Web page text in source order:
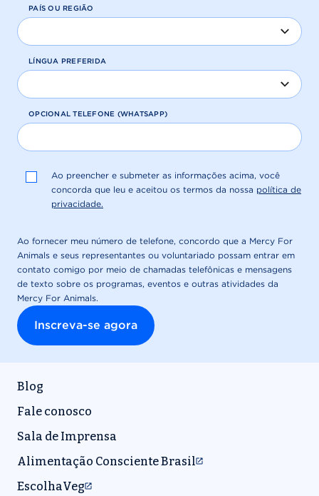
Blog
Fale conosco
Sala de Imprensa
Alimentação Consciente Brasil
EscolhaVeg